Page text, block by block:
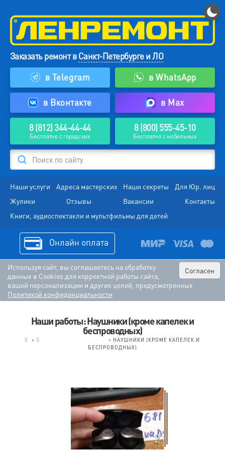
Заказать ремонт вСанкт-Петербурге и ЛО
в Telegram
в WhatsApp
в Вконтакте в Max
8 (812) 344-44-44
Бесплатно с городских
8 (800) 555-45-10
Бесплатно с мобильных
Поиск по сайту
Наши услуги Адреса мастерских Наши секреты
Для Юр. лиц
Жулики
Отзывы Вакансии
Контакты
Книги, аудиоспектакли и мультфильмы для детей
Онлайн оплата
Согласен
Используя сайт, вы соглашаетесь на обработку
данных в Cookies для корректной работы сайта,
вашей персонализации и других целей, предусмотренных
Политикой конфиденциальности
Наши работы: Наушники (кроме капелек и
беспроводных)
> > НАУШНИКИ (КРОМЕ КАПЕЛЕК И
БЕСПРОВОДНЫХ)
2